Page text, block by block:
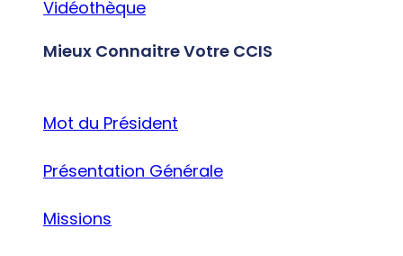
Vidéothèque
Mieux Connaitre Votre CCIS
Mot du Président
Présentation Générale
Missions